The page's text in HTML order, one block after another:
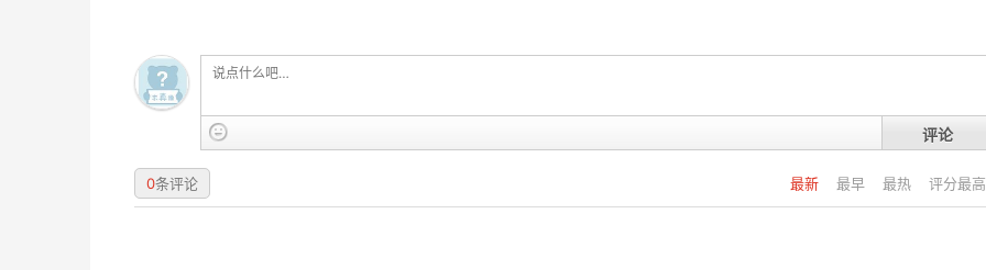
评论
最新 最早 最热 评分最高
0条评论